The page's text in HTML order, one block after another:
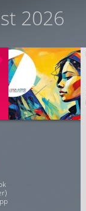
2026